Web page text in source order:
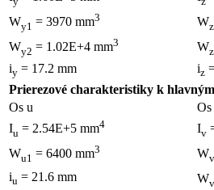
Wy1 = 3970 mm3 W
Wy2 = 1.02E+4 mm3 W
iy = 17.2 mm iz
Prierezové charakteristiky k
Os u
Iu = 2.54E+5 mm4 Iv
Wu1 = 6400 mm3 W
iu = 21.6 mm W